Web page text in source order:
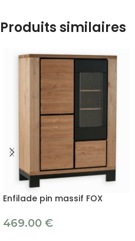
Produits similaires
Enfilade pin massif FOX
469.00 €